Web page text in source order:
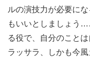
ルの演技力が必要に
もいいとしましょう
る役で、自分のこと
ラッサラ、しかも今